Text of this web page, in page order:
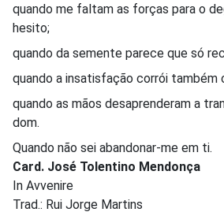
quando me faltam as forças para o
hesito;
quando da semente parece que só
quando a insatisfação corrói também
quando as mãos desaprenderam a
dom.
Quando não sei abandonar-me em ti.
Card. José Tolentino Mendonça
In Avvenire
Trad.: Rui Jorge Martins